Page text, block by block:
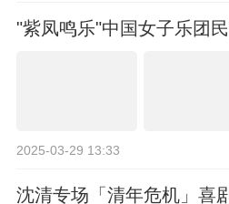
"紫凤鸣乐"中国女子乐团
2025-03-29 13:33
沈清专场「清年危机」喜